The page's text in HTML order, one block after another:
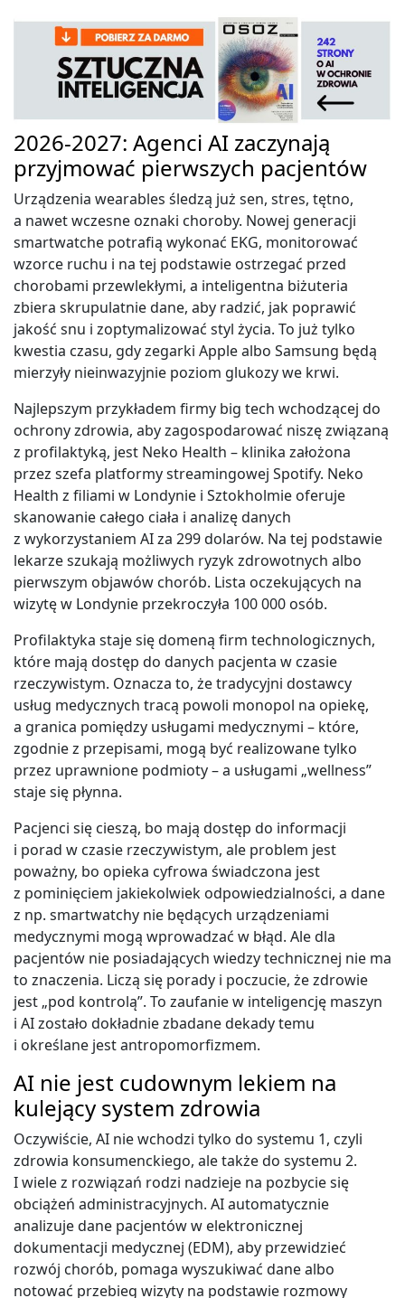
2026-2027: Agenci AI zaczynają
przyjmować pierwszych pacjentów
Urządzenia wearables śledzą już sen, stres, tętno,
a nawet wczesne oznaki choroby. Nowej generacji
smartwatche potrafią wykonać EKG, monitorować
wzorce ruchu i na tej podstawie ostrzegać przed
chorobami przewlekłymi, a inteligentna biżuteria
zbiera skrupulatnie dane, aby radzić, jak poprawić
jakość snu i zoptymalizować styl życia. To już tylko
kwestia czasu, gdy zegarki Apple albo Samsung będą
mierzyły nieinwazyjnie poziom glukozy we krwi.
Najlepszym przykładem firmy big tech wchodzącej do
ochrony zdrowia, aby zagospodarować niszę związaną
z profilaktyką, jest Neko Health – klinika założona
przez szefa platformy streamingowej Spotify. Neko
Health z filiami w Londynie i Sztokholmie oferuje
skanowanie całego ciała i analizę danych
z wykorzystaniem AI za 299 dolarów. Na tej podstawie
lekarze szukają możliwych ryzyk zdrowotnych albo
pierwszym objawów chorób. Lista oczekujących na
wizytę w Londynie przekroczyła 100 000 osób.
Profilaktyka staje się domeną firm technologicznych,
które mają dostęp do danych pacjenta w czasie
rzeczywistym. Oznacza to, że tradycyjni dostawcy
usług medycznych tracą powoli monopol na opiekę,
a granica pomiędzy usługami medycznymi – które,
zgodnie z przepisami, mogą być realizowane tylko
przez uprawnione podmioty – a usługami „wellness”
staje się płynna.
Pacjenci się cieszą, bo mają dostęp do informacji
i porad w czasie rzeczywistym, ale problem jest
poważny, bo opieka cyfrowa świadczona jest
z pominięciem jakiekolwiek odpowiedzialności, a dane
z np. smartwatchy nie będących urządzeniami
medycznymi mogą wprowadzać w błąd. Ale dla
pacjentów nie posiadających wiedzy technicznej nie ma
to znaczenia. Liczą się porady i poczucie, że zdrowie
jest „pod kontrolą”. To zaufanie w inteligencję maszyn
i AI zostało dokładnie zbadane dekady temu
i określane jest antropomorfizmem.
AI nie jest cudownym lekiem na
kulejący system zdrowia
Oczywiście, AI nie wchodzi tylko do systemu 1, czyli
zdrowia konsumenckiego, ale także do systemu 2.
I wiele z rozwiązań rodzi nadzieje na pozbycie się
obciążeń administracyjnych. AI automatycznie
analizuje dane pacjentów w elektronicznej
dokumentacji medycznej (EDM), aby przewidzieć
rozwój chorób, pomaga wyszukiwać dane albo
notować przebieg wizyty na podstawie rozmowy